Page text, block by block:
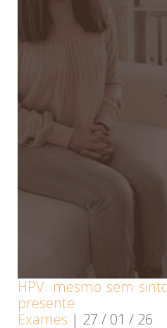
HPV: mesmo sem
presente
Exames | 27 / 01 / 26